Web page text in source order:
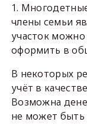
1.
члены семьи
участок
оформить в
В некоторых
учёт в
Возможна
не может быть